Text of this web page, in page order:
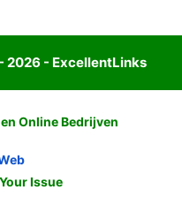
2026 - ExcellentLinks
Online Bedrijven
Issue